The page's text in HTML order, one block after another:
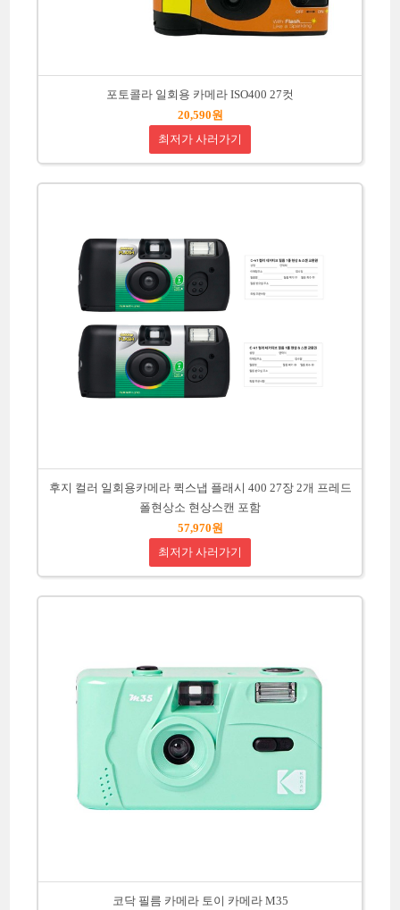
포토콜라 일회용 카메라 ISO400 27컷
20,590원
최저가 사러가기
후지 컬러 일회용카메라 퀵스냅 플래시 400 27장 2개 프레드
폴현상소 현상스캔 포함
57,970원
최저가 사러가기
코닥 필름 카메라 토이 카메라 M35